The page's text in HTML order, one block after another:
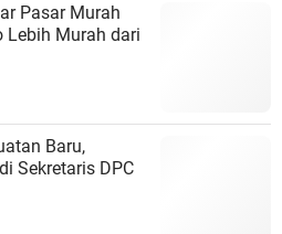
Pasar Murah
Lebih Murah dari
Baru,
Sekretaris DPC